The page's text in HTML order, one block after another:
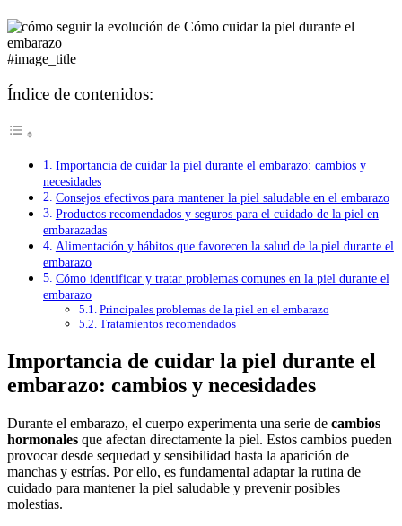
#image_title
Índice de contenidos:
Importancia de cuidar la piel durante el embarazo: cambios y
necesidades
Consejos efectivos para mantener la piel saludable en el embarazo
Productos recomendados y seguros para el cuidado de la piel en
embarazadas
Alimentación y hábitos que favorecen la salud de la piel durante el
embarazo
Cómo identificar y tratar problemas comunes en la piel durante el
embarazo
Principales problemas de la piel en el embarazo
Tratamientos recomendados
Importancia de cuidar la piel durante el
embarazo: cambios y necesidades
Durante el embarazo, el cuerpo experimenta una serie de cambios
hormonales que afectan directamente la piel. Estos cambios pueden
provocar desde sequedad y sensibilidad hasta la aparición de
manchas y estrías. Por ello, es fundamental adaptar la rutina de
cuidado para mantener la piel saludable y prevenir posibles
molestias.